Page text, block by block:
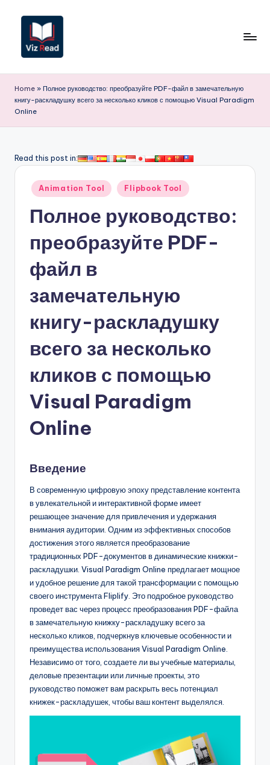
Перейти
содержимому
iz
R
e
d
si
A
&
D
it
si
Home » Полное руководство: преобразуйте PDF-файл в замечательную
книгу-раскладушку всего за несколько кликов с помощью Visual Paradigm
Online
Read this post in:
Опубликовано
Animation Tool Flipbook Tool
Полное руководство:
преобразуйте PDF-
файл в
замечательную
книгу-раскладушку
всего за несколько
кликов с помощью
Visual Paradigm
Online
Введение
В современную цифровую эпоху представление контента
в увлекательной и интерактивной форме имеет
решающее значение для привлечения и удержания
внимания аудитории. Одним из эффективных способов
достижения этого является преобразование
традиционных PDF-документов в динамические книжки-
раскладушки. Visual Paradigm Online предлагает мощное
и удобное решение для такой трансформации с помощью
своего инструмента Fliplify. Это подробное руководство
проведет вас через процесс преобразования PDF-файла
в замечательную книжку-раскладушку всего за
несколько кликов, подчеркнув ключевые особенности и
преимущества использования Visual Paradigm Online.
Независимо от того, создаете ли вы учебные материалы,
деловые презентации или личные проекты, это
руководство поможет вам раскрыть весь потенциал
книжек-раскладушек, чтобы ваш контент выделялся.